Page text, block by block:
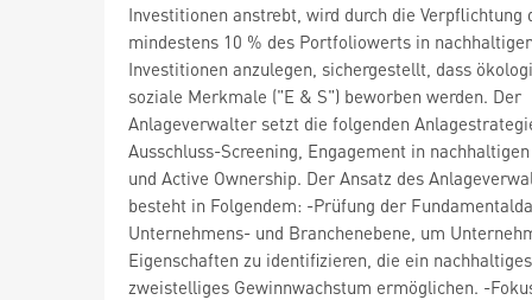
Investitionen anstrebt, wird durch die Verpflichtung
mindestens 10 % des Portfoliowerts in
Investitionen anzulegen, sichergestellt, dass
soziale Merkmale ("E & S") beworben werden. Der
Anlageverwalter setzt die folgenden
Ausschluss-Screening, Engagement in
und Active Ownership. Der Ansatz des
besteht in Folgendem: -Prüfung der
Unternehmens- und Branchenebene, um
Eigenschaften zu identifizieren, die ein nachhaltiges
zweistelliges Gewinnwachstum ermöglichen. -